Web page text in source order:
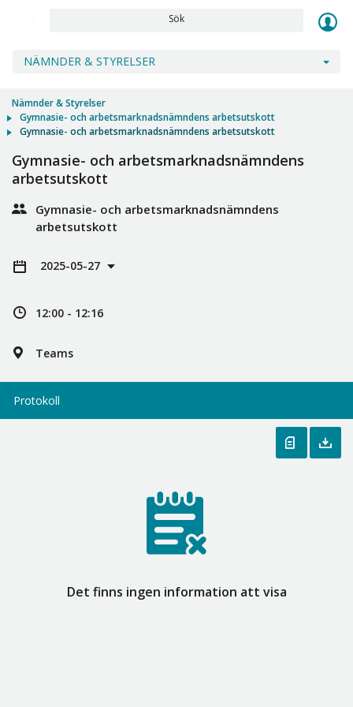
Sök
NÄMNDER & STYRELSER
Nämnder & Styrelser
Gymnasie- och arbetsmarknadsnämndens arbetsutskott
Gymnasie- och arbetsmarknadsnämndens arbetsutskott
Gymnasie- och arbetsmarknadsnämndens
arbetsutskott
Gymnasie- och arbetsmarknadsnämndens
arbetsutskott
2025-05-27
12:00 - 12:16
Teams
Protokoll
Det finns ingen information att visa